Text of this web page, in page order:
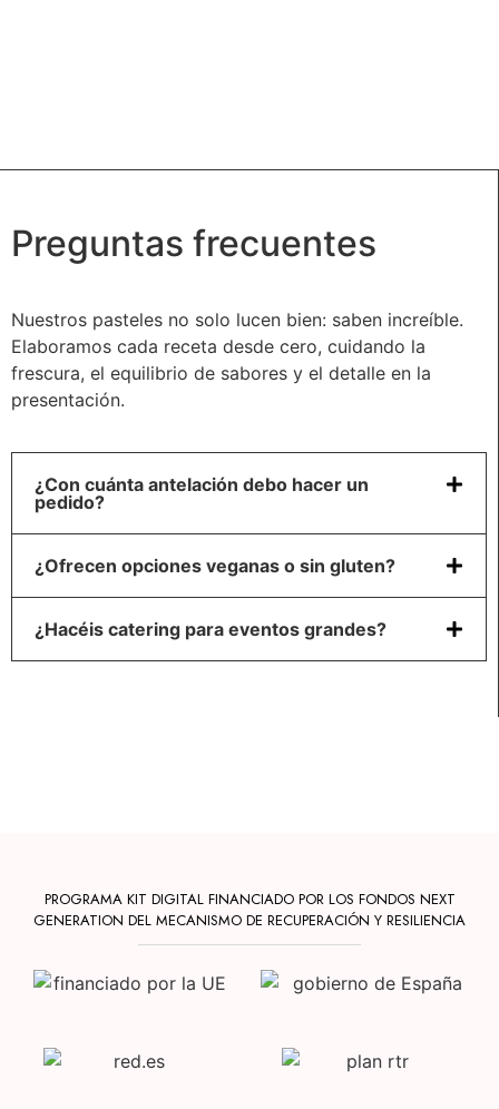
Preguntas frecuentes
Nuestros pasteles no solo lucen bien: saben increíble.
Elaboramos cada receta desde cero, cuidando la
frescura, el equilibrio de sabores y el detalle en la
presentación.
¿Con cuánta antelación debo hacer un
pedido?
¿Ofrecen opciones veganas o sin gluten?
¿Hacéis catering para eventos grandes?
PROGRAMA KIT DIGITAL FINANCIADO POR LOS FONDOS NEXT
GENERATION DEL MECANISMO DE RECUPERACIÓN Y RESILIENCIA